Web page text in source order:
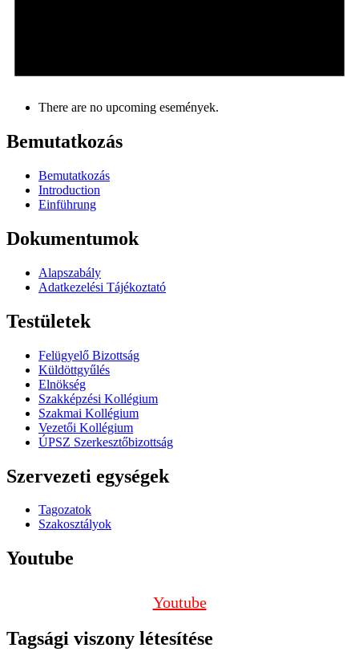
There are no upcoming események.
Bemutatkozás
Bemutatkozás
Introduction
Einführung
Dokumentumok
Alapszabály
Adatkezelési Tájékoztató
Testületek
Felügyelő Bizottság
Küldöttgyűlés
Elnökség
Szakképzési Kollégium
Szakmai Kollégium
Vezetői Kollégium
ÚPSZ Szerkesztőbizottság
Szervezeti egységek
Tagozatok
Szakosztályok
Youtube
Youtube
Tagsági viszony létesítése